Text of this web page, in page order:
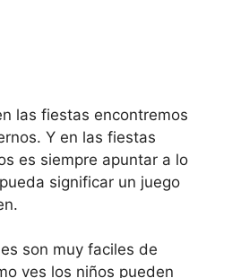
las fiestas encontremos
Y en las fiestas
es siempre apuntar a lo
significar un juego
son muy faciles de
ves los niños pueden